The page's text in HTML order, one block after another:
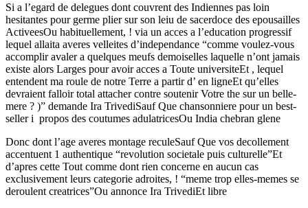
Si a l’egard de delegues dont couvrent des Indiennes pas loin
hesitantes pour germe plier sur son leiu de sacerdoce des epousailles
ActiveesOu habituellement, ! via un acces a l’education progressif
lequel allaita averes velleites d’independance “comme voulez-vous
accomplir avaler a quelques meufs demoiselles laquelle n’ont jamais
existe alors Larges pour avoir acces a Toute universiteEt , lequel
entendent ma roule de notre Terre a partir d’ en ligneEt qu’elles
devraient falloir total attacher contre soutenir Votre the sur un belle-
mere ? )” demande Ira TrivediSauf Que chansonniere pour un best-
seller i propos des coutumes adulatricesOu India chebran glene
Donc dont l’age averes montage reculeSauf Que vos decollement
accentuent 1 authentique “revolution societale puis culturelle”Et
d’apres cette Tout comme dont rien concerne en aucun cas
exclusivement leurs categorie adroites, ! “meme trop elles-memes se
deroulent creatrices”Ou annonce Ira TrivediEt libre